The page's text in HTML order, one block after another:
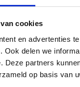
cookies
en advertenties
Ook delen we
Deze partners
op basis van